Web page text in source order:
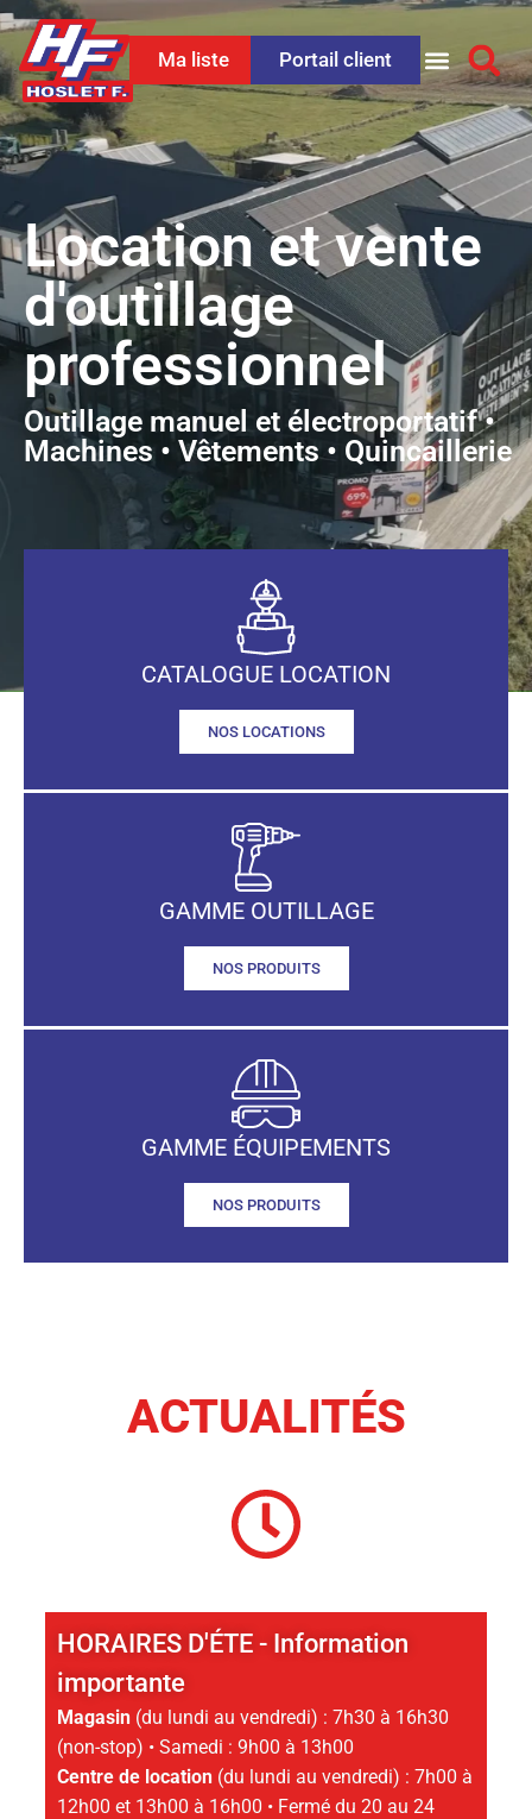
Ma liste Portail client
Location et vente
d'outillage
professionnel
Outillage manuel et électroportatif •
Machines • Vêtements • Quincaillerie
CATALOGUE LOCATION
NOS LOCATIONS
GAMME OUTILLAGE
NOS PRODUITS
GAMME ÉQUIPEMENTS
NOS PRODUITS
ACTUALITÉS
HORAIRES D'ÉTE - Information
importante
Magasin (du lundi au vendredi) : 7h30 à 16h30
(non-stop) • Samedi : 9h00 à 13h00
Centre de location (du lundi au vendredi) : 7h00 à
12h00 et 13h00 à 16h00 • Fermé du 20 au 24